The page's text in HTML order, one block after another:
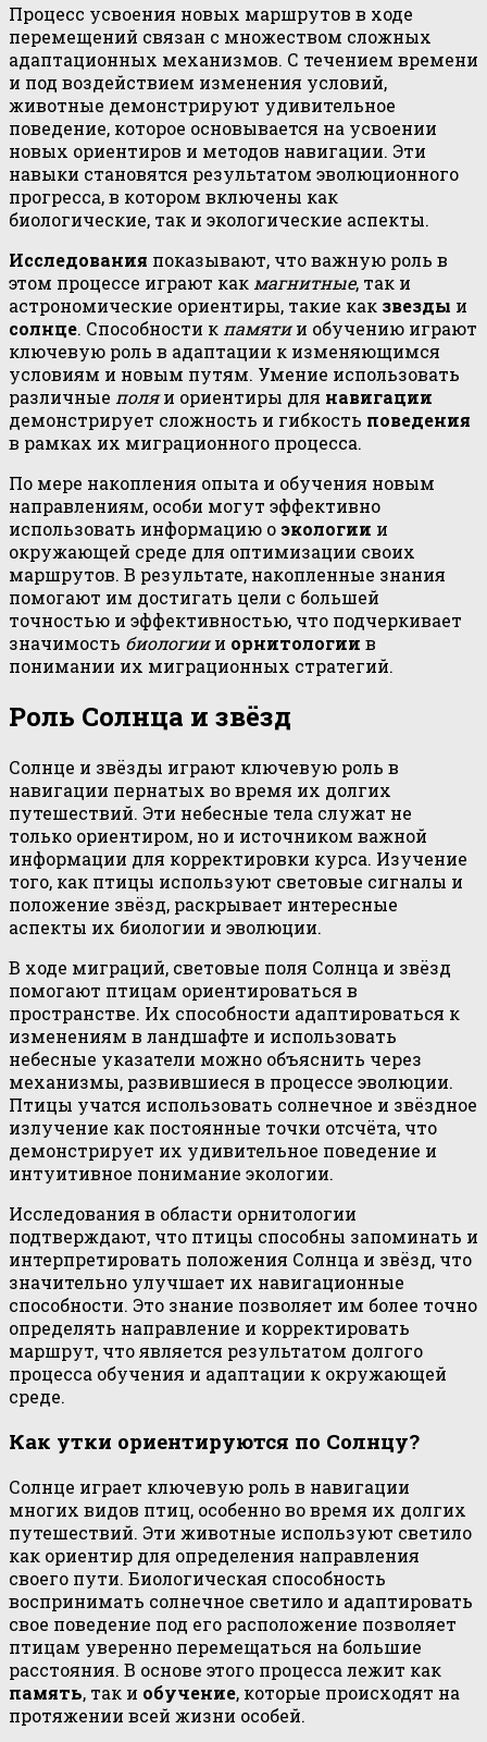
Процесс усвоения новых маршрутов в ходе
перемещений связан с множеством сложных
адаптационных механизмов. С течением времени
и под воздействием изменения условий,
животные демонстрируют удивительное
поведение, которое основывается на усвоении
новых ориентиров и методов навигации. Эти
навыки становятся результатом эволюционного
прогресса, в котором включены как
биологические, так и экологические аспекты.
Исследования показывают, что важную роль в
этом процессе играют как магнитные, так и
астрономические ориентиры, такие как звезды и
солнце. Способности к памятии обучению играют
ключевую роль в адаптации к изменяющимся
условиям и новым путям. Умение использовать
различные поляи ориентиры для навигации
демонстрирует сложность и гибкость поведения
в рамках их миграционного процесса.
По мере накопления опыта и обучения новым
направлениям, особи могут эффективно
использовать информацию о экологии и
окружающей среде для оптимизации своих
маршрутов. В результате, накопленные знания
помогают им достигать цели с большей
точностью и эффективностью, что подчеркивает
значимость биологиии орнитологии в
понимании их миграционных стратегий.
Роль Солнца и звёзд
Солнце и звёзды играют ключевую роль в
навигации пернатых во время их долгих
путешествий. Эти небесные тела служат не
только ориентиром, но и источником важной
информации для корректировки курса. Изучение
того, как птицы используют световые сигналы и
положение звёзд, раскрывает интересные
аспекты их биологии и эволюции.
В ходе миграций, световые поля Солнца и звёзд
помогают птицам ориентироваться в
пространстве. Их способности адаптироваться к
изменениям в ландшафте и использовать
небесные указатели можно объяснить через
механизмы, развившиеся в процессе эволюции.
Птицы учатся использовать солнечное и звёздное
излучение как постоянные точки отсчёта, что
демонстрирует их удивительное поведение и
интуитивное понимание экологии.
Исследования в области орнитологии
подтверждают, что птицы способны запоминать и
интерпретировать положения Солнца и звёзд, что
значительно улучшает их навигационные
способности. Это знание позволяет им более точно
определять направление и корректировать
маршрут, что является результатом долгого
процесса обучения и адаптации к окружающей
среде.
Как утки ориентируются по Солнцу?
Солнце играет ключевую роль в навигации
многих видов птиц, особенно во время их долгих
путешествий. Эти животные используют светило
как ориентир для определения направления
своего пути. Биологическая способность
воспринимать солнечное светило и адаптировать
свое поведение под его расположение позволяет
птицам уверенно перемещаться на большие
расстояния. В основе этого процесса лежит как
память, так и обучение, которые происходят на
протяжении всей жизни особей.